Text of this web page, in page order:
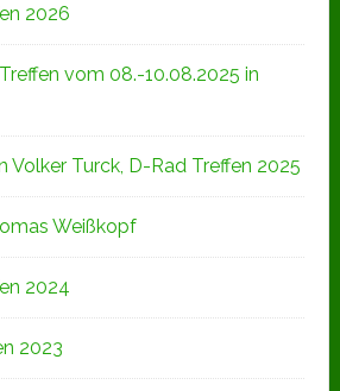
2026
vom 08.-10.08.2025 in
Volker Turck, D-Rad Treffen 2025
Weißkopf
2024
2023